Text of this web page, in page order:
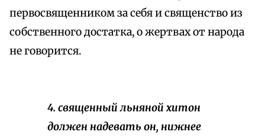
первосвященником за себя и священство из
собственного достатка, о жертвах от народа
не говорится.
4. священный льняной хитон
должен надевать он, нижнее